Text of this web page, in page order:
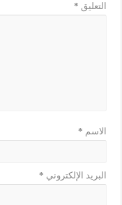
التعليق *
الاسم *
البريد الإلكتروني *